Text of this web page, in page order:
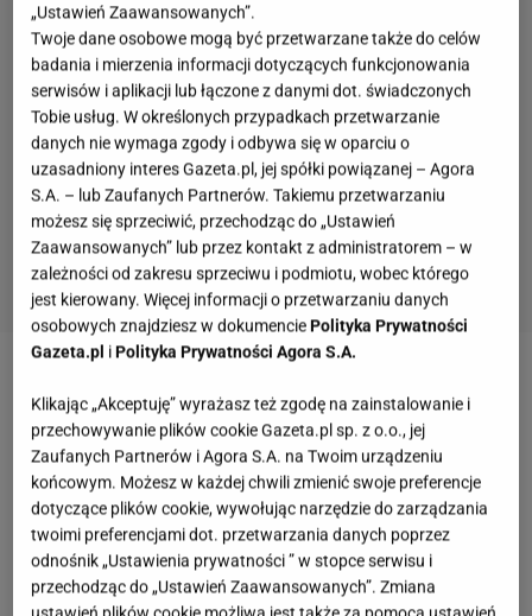
Zachodniej
Czy w Dąbrowie Górniczej jeżdżą tramwaje? W trzy
i pół godziny można tu dotrzeć z Gliwic
Trasa rozpoczyna się w Gliwicach, a dokładnie na
„Ustawień Zaawansowanych”.
Twoje dane osobowe mogą być przetwarzane także do celów
badania i mierzenia informacji dotyczących funkcjonowania
serwisów i aplikacji lub łączone z danymi dot. świadczonych
Tobie usług. W określonych przypadkach przetwarzanie
danych nie wymaga zgody i odbywa się w oparciu o
uzasadniony interes Gazeta.pl, jej spółki powiązanej – Agora
S.A. – lub Zaufanych Partnerów. Takiemu przetwarzaniu
możesz się sprzeciwić, przechodząc do „Ustawień
Zaawansowanych” lub przez kontakt z administratorem – w
zależności od zakresu sprzeciwu i podmiotu, wobec którego
jest kierowany. Więcej informacji o przetwarzaniu danych
osobowych znajdziesz w dokumenciePolityka Prywatności
Gazeta.pl iPolityka Prywatności Agora S.A.
Klikając „Akceptuję” wyrażasz też zgodę na zainstalowanie i
przechowywanie plików cookie Gazeta.pl sp. z o.o., jej
Zaufanych Partnerów i Agora S.A. na Twoim urządzeniu
końcowym. Możesz w każdej chwili zmienić swoje preferencje
dotyczące plików cookie, wywołując narzędzie do zarządzania
twoimi preferencjami dot. przetwarzania danych poprzez
odnośnik „Ustawienia prywatności ” w stopce serwisu i
przechodząc do „Ustawień Zaawansowanych”. Zmiana